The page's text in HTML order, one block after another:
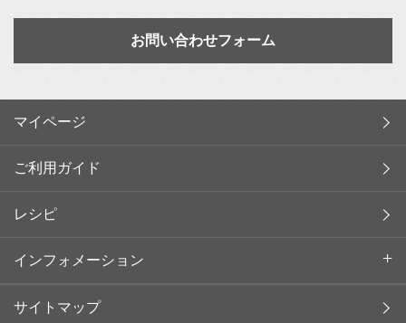
お問い合わせフォーム
マイページ
ご利用ガイド
レシピ
インフォメーション
サイトマップ